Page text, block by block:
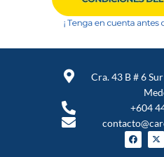
Cra. 43 B # 6
+604
F
a
c
X
-
t